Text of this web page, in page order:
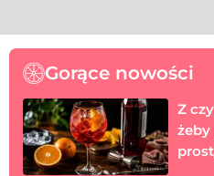
Gorące nowości
Z
żeby